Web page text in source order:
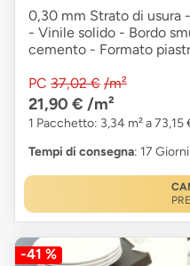
0,30 mm Strato di usura
- Vinile solido - Bordo
cemento - Formato
PC 37,02 € /m²
21,90 € /m²
1 Pacchetto: 3,34 m² a 73,15
Tempi di consegna: 17 Giorni
-41 %